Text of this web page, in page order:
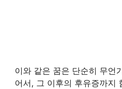
이와 같은 꿈은 단순히 무언
어서, 그 이후의 후유증까지